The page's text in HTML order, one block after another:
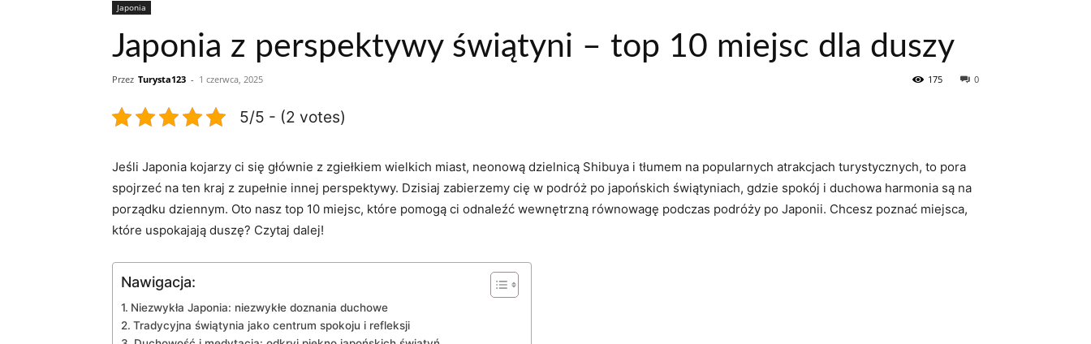
Japonia
Japonia z perspektywy świątyni – top 10 miejsc dla duszy
Przez Turysta123 - 1 czerwca, 2025 0
175
5/5 - (2 votes)
Jeśli Japonia kojarzy ci się głównie ⁣z zgiełkiem ​wielkich miast,‌ neonową dzielnicą Shibuya i tłumem na⁣ popularnych atrakcjach turystycznych, to pora
spojrzeć ‍na ten kraj z⁤ zupełnie ⁣innej perspektywy.​ Dzisiaj⁤ zabierzemy cię w ⁣podróż po japońskich ⁤świątyniach, gdzie spokój i‌ duchowa harmonia są na ​
porządku dziennym. Oto nasz top‌ 10‌ miejsc, które‌ pomogą ci odnaleźć wewnętrzną ‍równowagę podczas podróży ‌po Japonii. Chcesz⁢ poznać miejsca,
które ‌uspokajają duszę? ⁤Czytaj ​dalej!
Nawigacja:
Niezwykła Japonia:⁣ niezwykłe doznania duchowe
Tradycyjna świątynia jako centrum spokoju i refleksji